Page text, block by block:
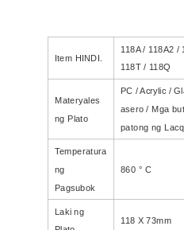
Item HINDI.
118A / 118A2 /
118T / 118Q
Materyales
ng Plato
PC / Acrylic /
asero / Mga
patong ng
Temperatura
ng
Pagsubok
860 ° C
Laki ng
118 X 73mm